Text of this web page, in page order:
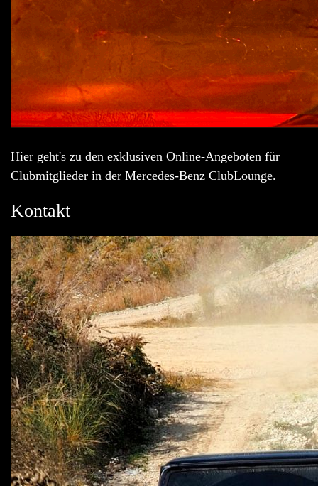
Hier geht's zu den exklusiven Online-Angeboten für
Clubmitglieder in der Mercedes-Benz ClubLounge.
Kontakt